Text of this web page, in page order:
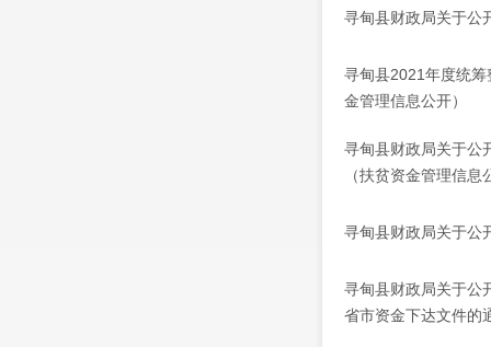
寻甸县财政局关于公
寻甸县2021年度统
金管理信息公开）
寻甸县财政局关于公
（扶贫资金管理信息
寻甸县财政局关于公
寻甸县财政局关于公
省市资金下达文件的